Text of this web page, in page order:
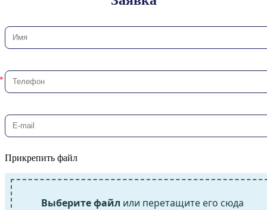
Прикрепить файл
Выберите файл или перетащите его сюда